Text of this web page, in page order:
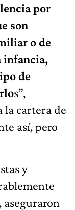
por
son
o de
infancia,
de
s”,
la cartera de
así, pero
y
aseguraron